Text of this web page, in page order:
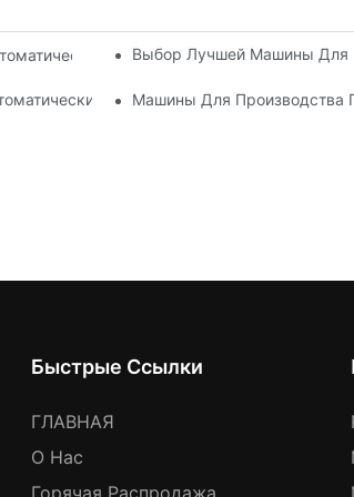
Машин Для Изготовления
Выбор Лучшей Машины Для
Машин Для Изготовления
Машины Для Производства
Быстрые Ссылки
ГЛАВНАЯ
О Нас
Горячая Распродажа